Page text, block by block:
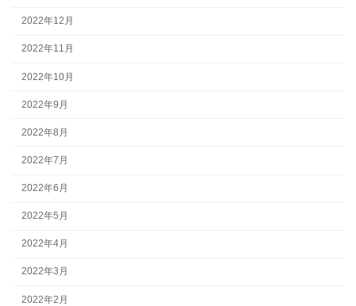
2022年12月
2022年11月
2022年10月
2022年9月
2022年8月
2022年7月
2022年6月
2022年5月
2022年4月
2022年3月
2022年2月